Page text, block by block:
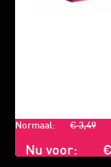
Normaal: € 3,49
Nu voor: